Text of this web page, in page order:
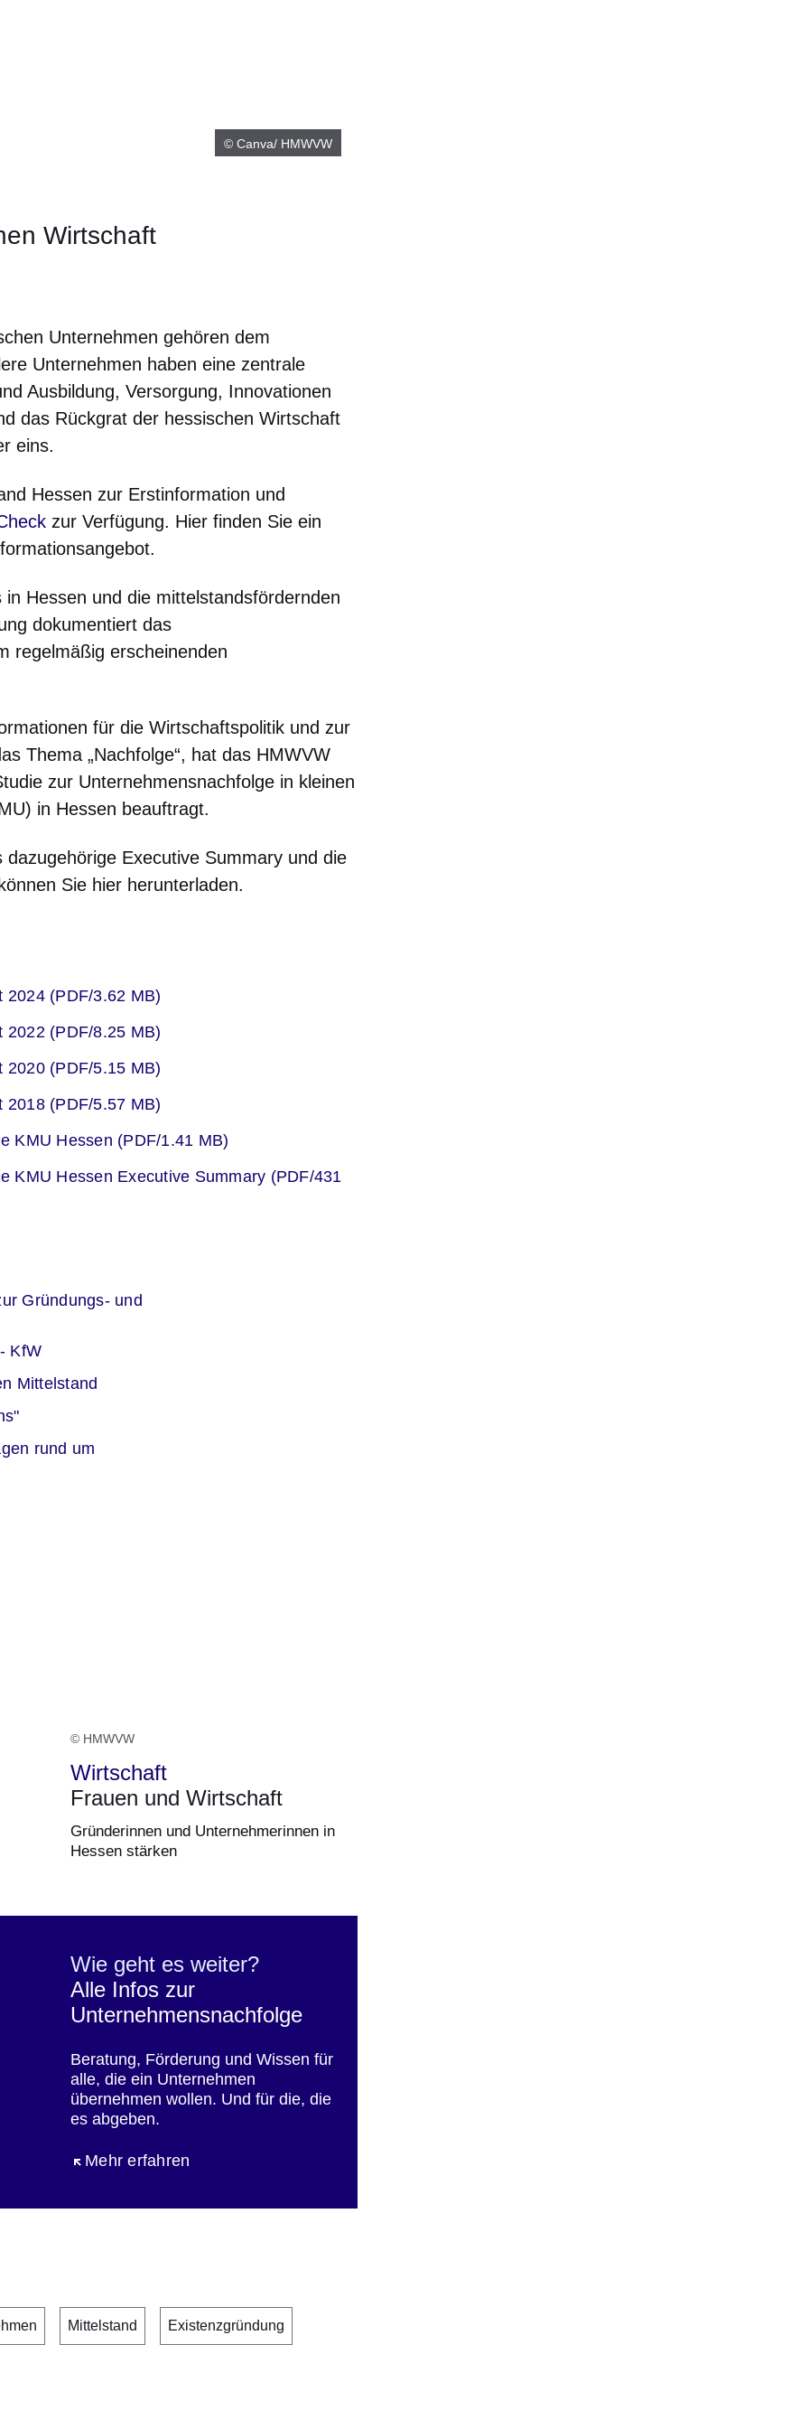
© Canva/ HMWVW
Wirtschaft
Unternehmen gehören dem
Unternehmen haben eine zentrale
Ausbildung, Versorgung, Innovationen
das Rückgrat der hessischen Wirtschaft
eins.
Hessen zur Erstinformation und
einem neuen Fenster
zur Verfügung. Hier finden Sie ein
Hessen und die mittelstandsfördernden
dokumentiert das
regelmäßig erscheinenden
für die Wirtschaftspolitik und zur
Thema „Nachfolge“, hat das HMWVW
zur Unternehmensnachfolge in kleinen
in Hessen beauftragt.
Executive Summary und die
Sie hier herunterladen.
2024 (PDF/3.62 MB)
2022 (PDF/8.25 MB)
2020 (PDF/5.15 MB)
2018 (PDF/5.57 MB)
KMU Hessen (PDF/1.41 MB)
KMU Hessen Executive Summary (PDF/431
Gründungs- und
KfW
Mittelstand
rund um
© HMWVW
Wirtschaft
Frauen und Wirtschaft
Gründerinnen und Unternehmerinnen in
Hessen stärken
Wie geht es weiter?
Alle Infos zur
Unternehmensnachfolge
Beratung, Förderung und Wissen für
alle, die ein Unternehmen
übernehmen wollen. Und für die, die
es abgeben.
Mehr erfahren
Öffnet sich in einem neuen Fenster
Mittelstand Existenzgründung